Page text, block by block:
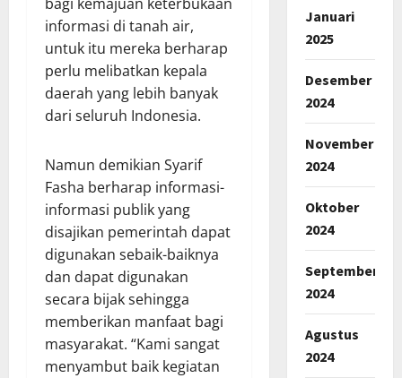
informasi di tanah air,
untuk itu mereka berharap
perlu melibatkan kepala
daerah yang lebih banyak
dari seluruh Indonesia.
Namun demikian Syarif
Fasha berharap informasi-
informasi publik yang
disajikan pemerintah dapat
digunakan sebaik-baiknya
dan dapat digunakan
secara bijak sehingga
memberikan manfaat bagi
masyarakat. “Kami sangat
menyambut baik kegiatan
Januari
2025
Desember
2024
November
2024
Oktober
2024
September
2024
Agustus
2024